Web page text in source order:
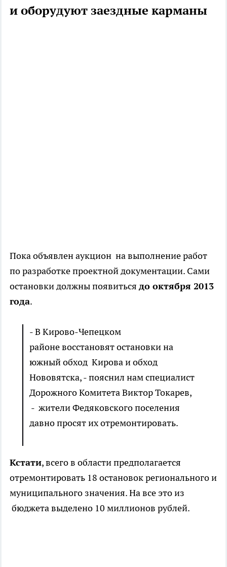
и оборудуют заездные карманы
Пока объявлен аукцион на выполнение работ
по разработке проектной документации. Сами
остановки должны появиться до октября 2013
года.
- В Кирово-Чепецком
районе восстановят остановки на
южный обход Кирова и обход
Нововятска, - пояснил нам специалист
Дорожного Комитета Виктор Токарев,
- жители Федяковского поселения
давно просят их отремонтировать.
Кстати, всего в области предполагается
отремонтировать 18 остановок регионального и
муниципального значения. На все это из
бюджета выделено 10 миллионов рублей.